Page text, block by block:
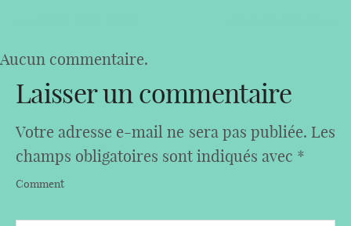
Aucun commentaire.
Laisser un commentaire
Votre adresse e-mail ne sera pas publiée. Les
champs obligatoires sont indiqués avec *
Comment